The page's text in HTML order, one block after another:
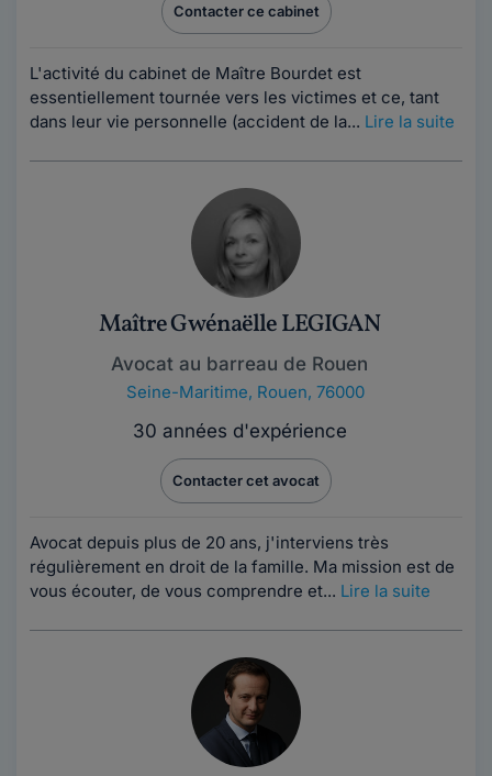
Contacter ce cabinet
L'activité du cabinet de Maître Bourdet est
essentiellement tournée vers les victimes et ce, tant
dans leur vie personnelle (accident de la... Lire la suite
Maître Gwénaëlle LEGIGAN
Avocat au barreau de Rouen
Seine-Maritime, Rouen, 76000
30 années d'expérience
Contacter cet avocat
Avocat depuis plus de 20 ans, j'interviens très
régulièrement en droit de la famille. Ma mission est de
vous écouter, de vous comprendre et... Lire la suite